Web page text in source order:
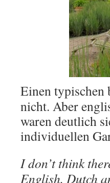
Einen typischen
nicht. Aber
waren deutlich
individuellen
I don’t think
English, Dutch